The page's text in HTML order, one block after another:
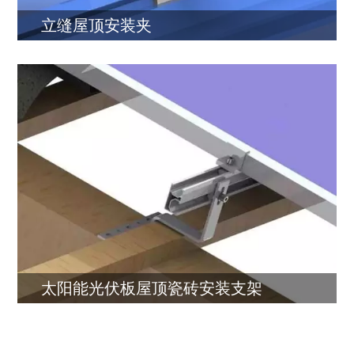
立缝屋顶安装夹
太阳能光伏板屋顶瓷砖安装支架